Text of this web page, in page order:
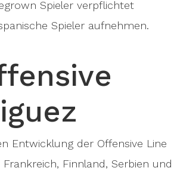
Spieler verpflichtet
Spieler aufnehmen.
Entwicklung der Offensive Line
Finnland, Serbien und